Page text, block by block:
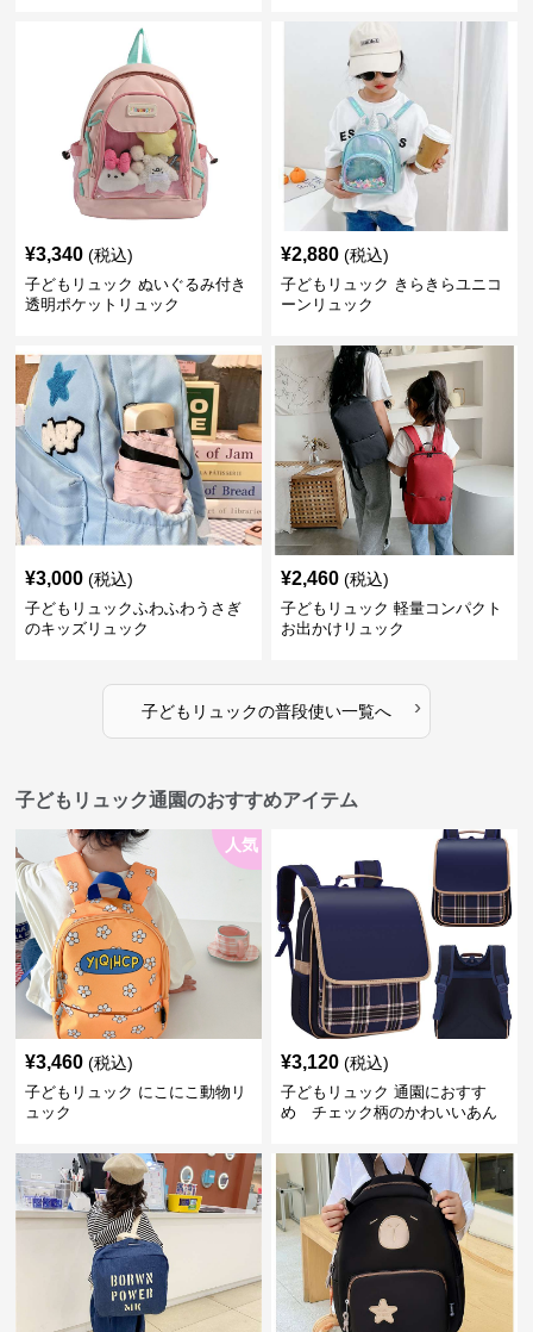
¥3,340 (税込)
子どもリュック ぬいぐるみ付き
透明ポケットリュック
¥2,880 (税込)
子どもリュック きらきらユニコ
ーンリュック
¥3,000 (税込)
子どもリュックふわふわうさぎ
のキッズリュック
¥2,460 (税込)
子どもリュック 軽量コンパクト
お出かけリュック
子どもリュックの普段使い一覧へ ›
子どもリュック通園のおすすめアイテム
人気
¥3,460 (税込)
子どもリュック にこにこ動物リ
ュック
¥3,120 (税込)
子どもリュック 通園におすす
め チェック柄のかわいいあん